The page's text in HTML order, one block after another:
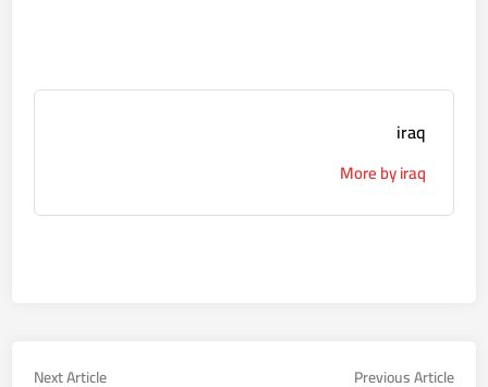
iraq
More by iraq
Previous Article
Next Article
Next